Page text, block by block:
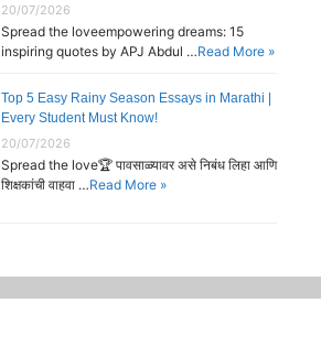
20/07/2026
Spread the loveempowering dreams: 15
inspiring quotes by APJ Abdul …Read More »
Top 5 Easy Rainy Season Essays in Marathi |
Every Student Must Know!
20/07/2026
Spread the love🏆 पावसाळ्यावर असे निबंध लिहा आणि
शिक्षकांची वाहवा …Read More »